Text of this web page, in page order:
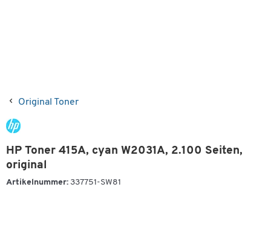
Original Toner
HP Toner 415A, cyan W2031A, 2.100 Seiten,
original
Artikelnummer: 337751-SW81